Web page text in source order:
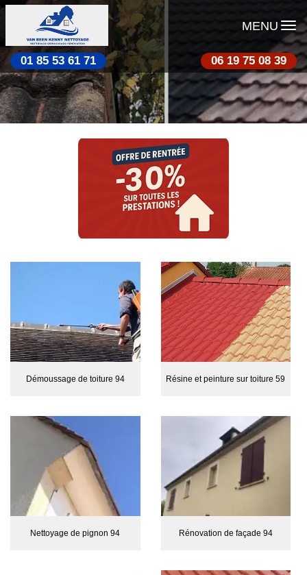
MENU
01 85 53 61 71 06 19 75 08 39
Démoussage de toiture 94 Résine et peinture sur toiture 59
Nettoyage de pignon 94 Rénovation de façade 94